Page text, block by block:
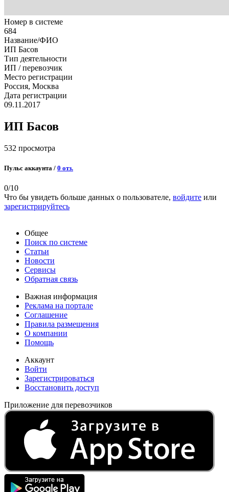
Номер в системе
684
Название/ФИО
ИП Басов
Тип деятельности
ИП / перевозчик
Место регистрации
Россия, Москва
Дата регистрации
09.11.2017
ИП Басов
532 просмотра
Пульс аккаунта / 0 отз.
0/10
Что бы увидеть больше данных о пользователе, войдите или
зарегистрируйтесь
Общее
Поиск по системе
Статьи
Новости
Сервисы
Обратная связь
Важная информация
Реклама на портале
Соглашение
Правила размещения
О компании
Помощь
Аккаунт
Войти
Зарегистрироваться
Восстановить доступ
Приложение для перевозчиков